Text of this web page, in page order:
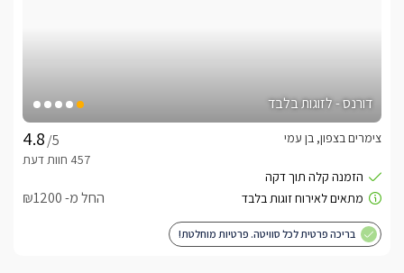
דורנס - לזוגות בלבד
/5
צימרים בצפון, בן עמי
החל מ- ₪1200
בריכה פרטית לכל סוויטה. פרטיות מוחלטת!